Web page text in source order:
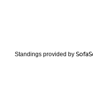
Standings provided by